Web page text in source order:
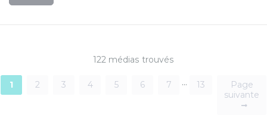
122 médias trouvés
1 2 3 4 5 6 7 ... 13
Page
suivante